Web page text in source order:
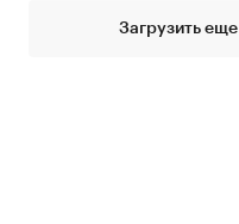
Загрузить еще